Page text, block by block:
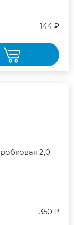
144 ₽
2,0
350 ₽